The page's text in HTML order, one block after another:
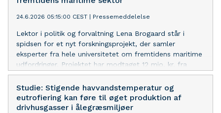
24.6.2026 05:15:00 CEST Pressemeddelelse
Lektor i politik og forvaltning Lena Brogaard står i
spidsen for et nyt forskningsprojekt, der samler
eksperter fra hele universitetet om fremtidens maritime
udfordringer. Projektet har modtaget 12 mio. kr. fra
NORDEN//Orient’s Fond.
Studie: Stigende havvandstemperatur og
eutrofiering kan føre til øget produktion af
drivhusgasser i ålegræsmiljøer